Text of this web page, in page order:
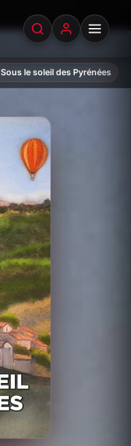
Sous le soleil des Pyrénées